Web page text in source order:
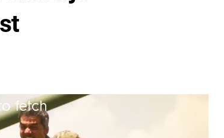
fetchtak vypadá situace v